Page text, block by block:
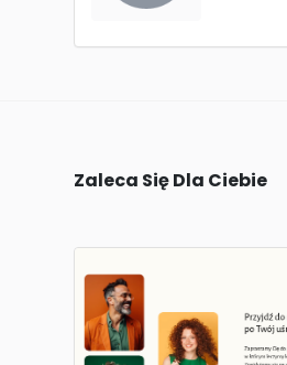
Zaleca Się Dla Ciebie